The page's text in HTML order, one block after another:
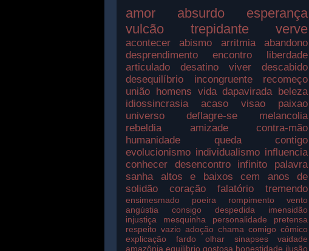
amor absurdo
esperança
vulcão
trepidante verve
acontecer abismo arritmia
abandono
desprendimento
encontro
liberdade
articulado
desatino viver
descabido
desequilíbrio
incongruente
recomeço
união homens vida dapavirada beleza
idiossincrasia
acaso visao
paixao
universo
deflagre-se
melancolia
rebeldia
amizade
contra-mão
humanidade
queda
contigo
evolucionismo individualismo influencia
conhecer
desencontro infinito
palavra
sanha
altos e baixos
cem anos de
solidão
coração falatório tremendo
ensimesmado poeira rompimento
vento
angústia
consigo despedida
imensidão
injustiça
mesquinha personalidade
pretensa
respeito vazio adoção chama comigo cômico
explicação
fardo olhar sinapses
vaidade
amazônia equilibrio gostosa honestidade ilusão